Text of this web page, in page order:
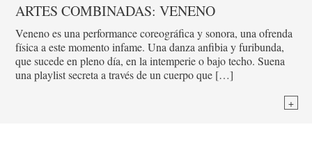
ARTES COMBINADAS: VENENO
Veneno es una performance coreográfica y sonora, una ofrenda
física a este momento infame. Una danza anfibia y furibunda,
que sucede en pleno día, en la intemperie o bajo techo. Suena
una playlist secreta a través de un cuerpo que […]
+